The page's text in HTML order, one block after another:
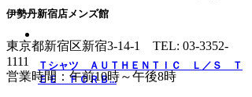
Ｔシャツ ＡＵＴＨＥＮＴＩＣ Ｌ／Ｓ Ｔ
ＥＥ ＦＣＲＢ...
伊勢丹新宿店メンズ館
東京都新宿区新宿3-14-1 TEL: 03-3352-
1111
営業時間：午前10時～午後8時